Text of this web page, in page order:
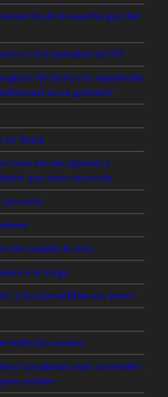
de la marcha gay del
y del metrobús del DF
de título y la expedición
no es gratuito?
de Netza
vean así me agarran a
que entre en razón
mi novio
me cambió la vida
a la verga
y las quesadillas sin queso
todas las noches
sus planes más accesibles
celular